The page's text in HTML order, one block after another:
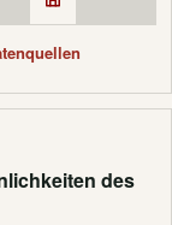
des